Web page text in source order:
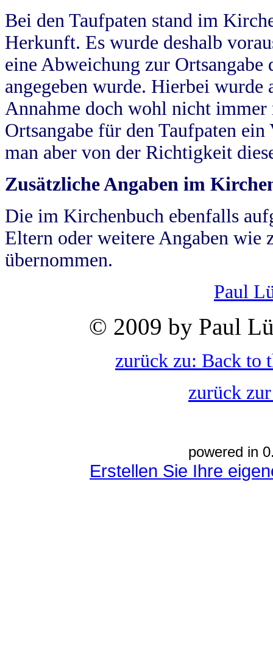
Bei den Taufpaten stand im
Herkunft. Es wurde deshalb
eine Abweichung zur
angegeben wurde. Hierbei wurde
Annahme doch wohl nicht
Ortsangabe für den Taufpaten
man aber von der Richtigkeit
Zusätzliche Angaben im
Die im Kirchenbuch ebenfalls
Eltern oder weitere Angaben wie
übernommen.
Paul
© 2009 by Paul
zurück zu: Back to
zurück
powered in
Erstellen Sie Ihre